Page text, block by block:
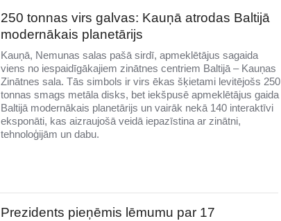
250 tonnas virs galvas: Kauņā atrodas Baltijā
modernākais planetārijs
Kauņā, Nemunas salas pašā sirdī, apmeklētājus sagaida
viens no iespaidīgākajiem zinātnes centriem Baltijā – Kauņas
Zinātnes sala. Tās simbols ir virs ēkas šķietami levitējošs 250
tonnas smags metāla disks, bet iekšpusē apmeklētājus gaida
Baltijā modernākais planetārijs un vairāk nekā 140 interaktīvi
eksponāti, kas aizraujošā veidā iepazīstina ar zinātni,
tehnoloģijām un dabu.
Prezidents pieņēmis lēmumu par 17